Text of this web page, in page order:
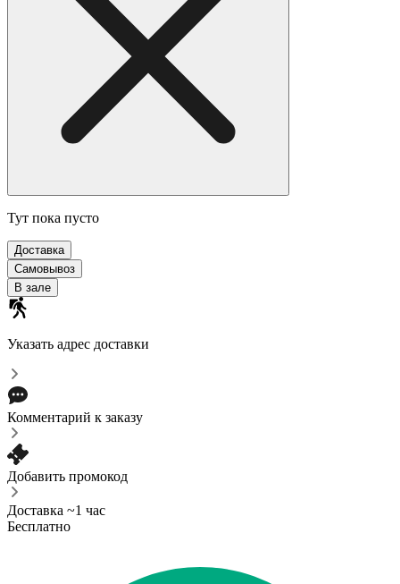
Тут пока пусто
Доставка
Самовывоз
В зале
Указать адрес доставки
Комментарий к заказу
Добавить промокод
Доставка ~1 час
Бесплатно